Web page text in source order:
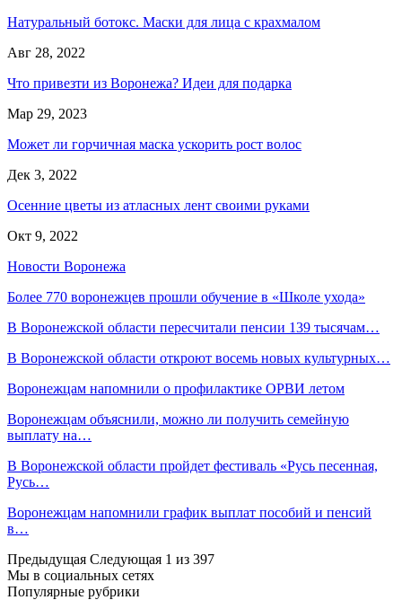
Натуральный ботокс. Маски для лица с крахмалом
Авг 28, 2022
Что привезти из Воронежа? Идеи для подарка
Мар 29, 2023
Может ли горчичная маска ускорить рост волос
Дек 3, 2022
Осенние цветы из атласных лент своими руками
Окт 9, 2022
Новости Воронежа
Более 770 воронежцев прошли обучение в «Школе ухода»
В Воронежской области пересчитали пенсии 139 тысячам…
В Воронежской области откроют восемь новых культурных…
Воронежцам напомнили о профилактике ОРВИ летом
Воронежцам объяснили, можно ли получить семейную
выплату на…
В Воронежской области пройдет фестиваль «Русь песенная,
Русь…
Воронежцам напомнили график выплат пособий и пенсий
в…
Предыдущая Следующая 1 из 397
Мы в социальных сетях
Популярные рубрики